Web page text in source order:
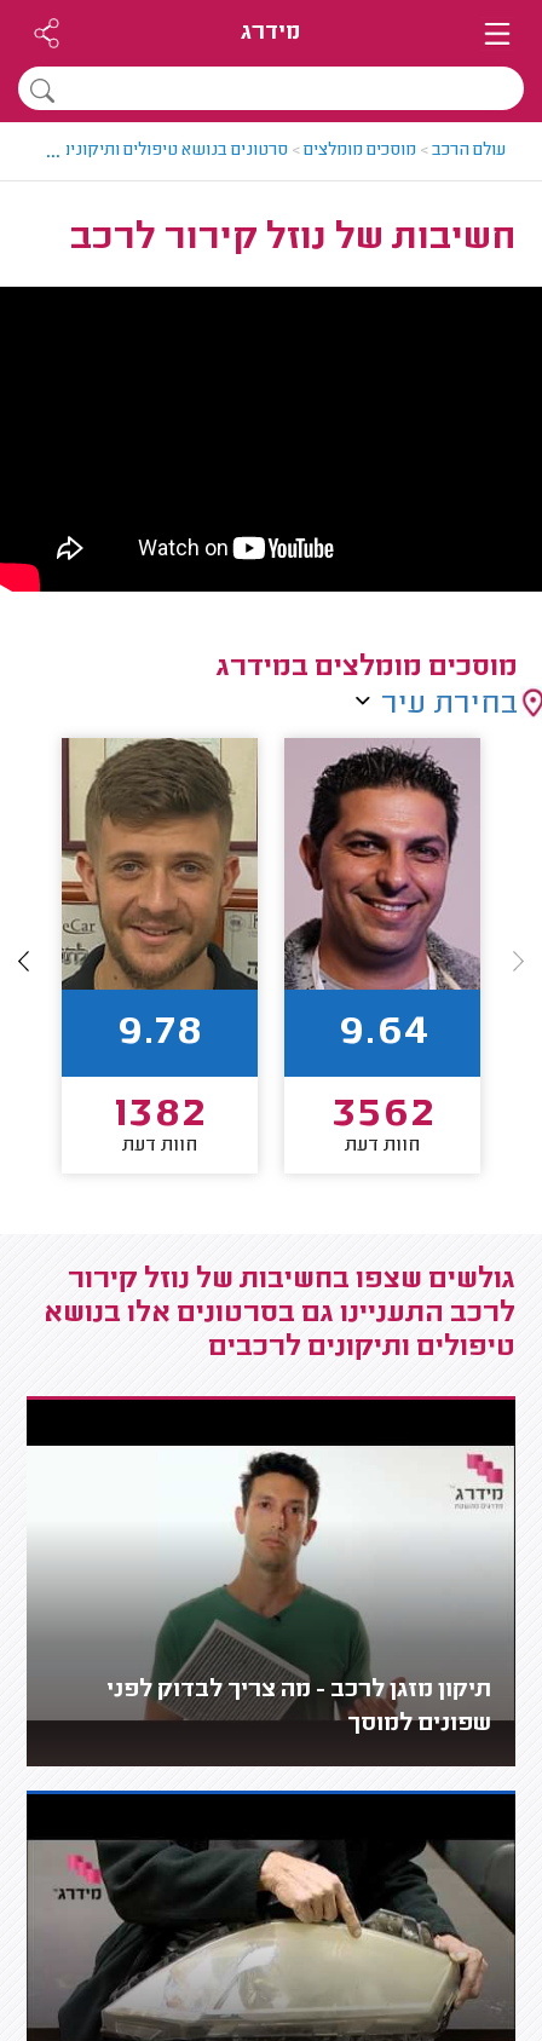
מידרג
עולם הרכב> מוסכים מומלצים> סרטונים בנושא טיפולים ותיקונים לרכבים
...
חשיבות של נוזל קירור לרכב
מוסכים מומלצים במידרג
בחירת עיר
9.64
3562
חוות דעת
9.78
1382
חוות דעת
גולשים שצפו בחשיבות של נוזל קירור
לרכב התעניינו גם בסרטונים אלו בנושא
טיפולים ותיקונים לרכבים
תיקון מזגן לרכב - מה צריך לבדוק לפני
שפונים למוסך